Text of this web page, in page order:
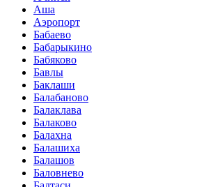
Аша
Аэропорт
Бабаево
Бабарыкино
Бабяково
Бавлы
Баклаши
Балабаново
Балаклава
Балаково
Балахна
Балашиха
Балашов
Баловнево